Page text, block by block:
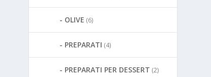
OLIVE (6)
PREPARATI (4)
PREPARATI PER DESSERT (2)